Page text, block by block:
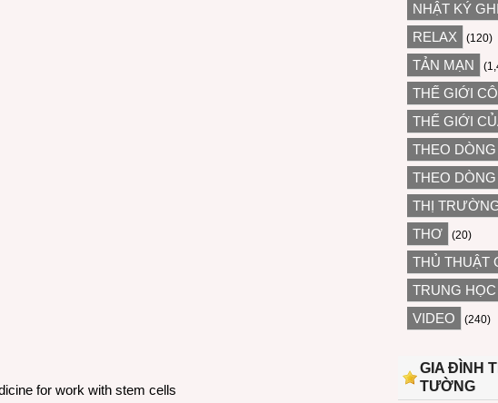
for work with stem cells
NHẬT KÝ
RELAX (120)
TẢN MẠN
THẾ GIỚI
THẾ GIỚI
THEO
THEO
THỊ
THƠ (20)
THỦ THUẬT
TRUNG
VIDEO (240)
GIA ĐÌNH
TƯỜNG